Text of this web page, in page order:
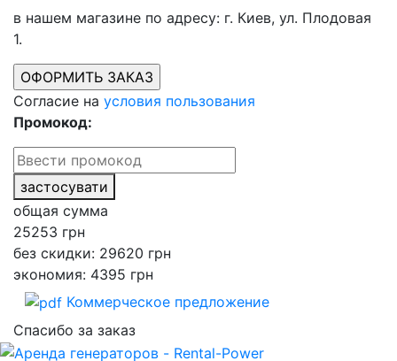
в нашем магазине по адресу: г. Киев, ул. Плодовая
1.
Согласие на условия пользования
Промокод:
застосувати
общая сумма
25253 грн
без скидки: 29620 грн
экономия: 4395 грн
Коммерческое предложение
Спасибо за заказ